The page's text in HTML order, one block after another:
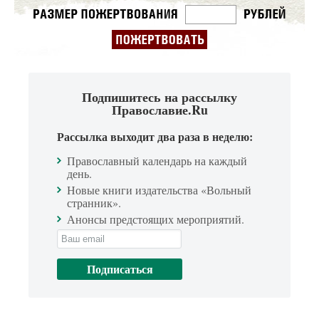
Подпишитесь на рассылку
Православие.Ru
Рассылка выходит два раза в неделю:
Православный календарь на каждый
день.
Новые книги издательства «Вольный
странник».
Анонсы предстоящих мероприятий.